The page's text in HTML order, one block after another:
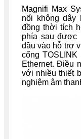
Magnifi Max
nối không dây
đồng thời tích
phía sau được
đầu vào hỗ trợ
cổng
Ethernet. Điều
với nhiều thiết
nghiệm âm